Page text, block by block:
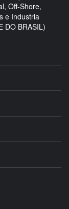
Off-Shore,
e Industria
DO BRASIL)